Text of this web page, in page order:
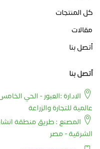
كل المنتجات
مقالات
أتصل بنا
أتصل بنا
الادارة :العبور - الحي
عالمية للتجارة والزراعة
المصنع : طريق منطقة
الشرقية - مصر